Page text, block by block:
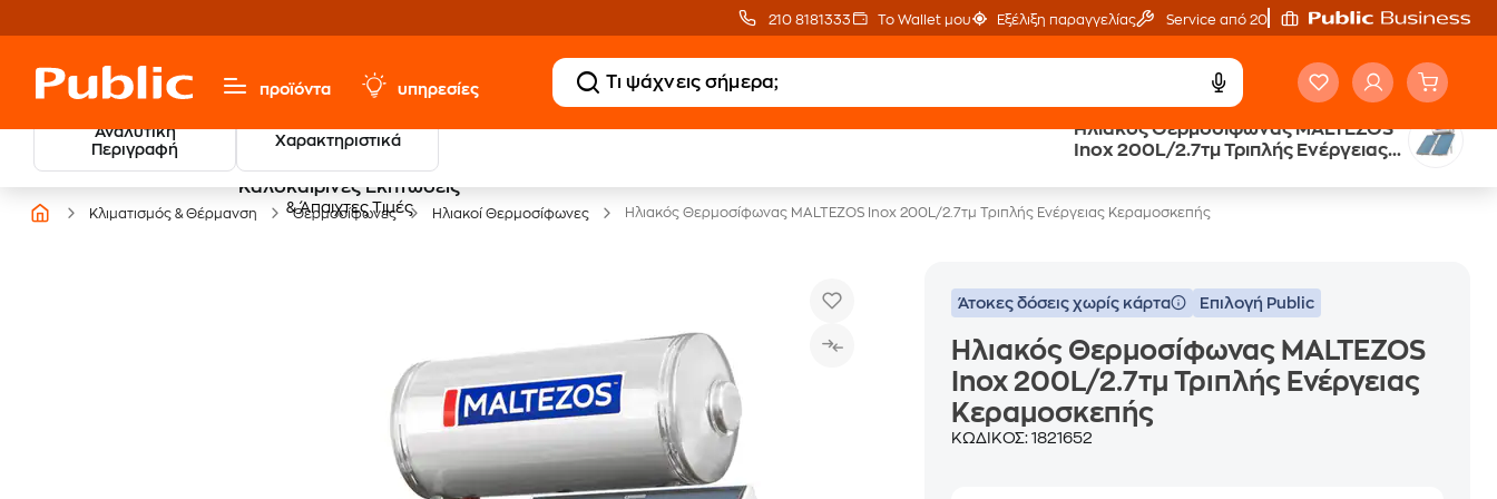
210 8181333 Το Wallet μου Εξέλιξη παραγγελίας Service από 20'
προϊόντα υπηρεσίες
Αναλυτική
Περιγραφή
Χαρακτηριστικά
Ηλιακός Θερμοσίφωνας MALTEZOS
Inox 200L/2.7τμ Τριπλής Ενέργειας
Καλοκαιρινές Εκπτώσεις
& Άπαιχτες Τιμές
Άτοκες Δόσεις
Κλιματισμός & Θέρμανση Θερμοσίφωνες Ηλιακοί Θερμοσίφωνες Ηλιακός Θερμοσίφωνας MALTEZOS Inox 200L/2.7τμ Τριπλής Ενέργειας Κεραμοσκεπής
Άτοκες δόσεις χωρίς κάρτα Επιλογή Public
Ηλιακός Θερμοσίφωνας MALTEZOS
Inox 200L/2.7τμ Τριπλής Ενέργειας
Κεραμοσκεπής
ΚΩΔΙΚΟΣ:1821652